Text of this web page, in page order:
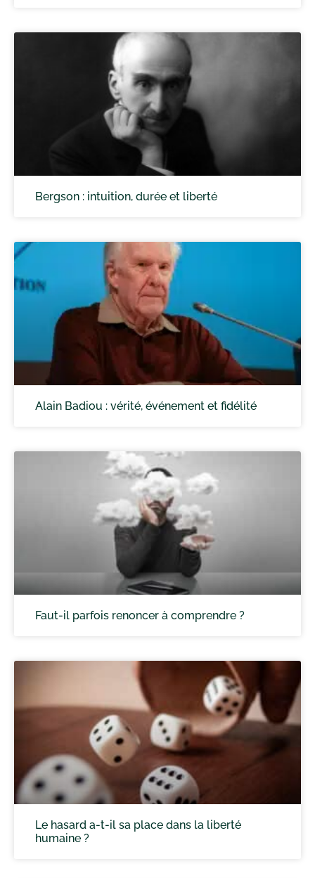
Bergson : intuition, durée et liberté
Alain Badiou : vérité, événement et fidélité
Faut-il parfois renoncer à comprendre ?
Le hasard a-t-il sa place dans la liberté
humaine ?